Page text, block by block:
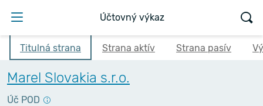
Účtovný výkaz
Titulná strana Strana aktív Strana pasív
Marel Slovakia s.r.o.
Úč POD